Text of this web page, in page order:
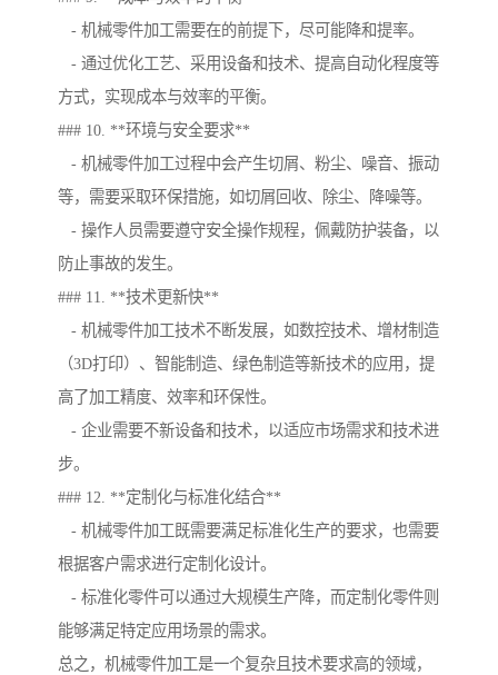
- 机械零件加工需要在的前提下，尽可能降和提率。
- 通过优化工艺、采用设备和技术、提高自动化程度等
方式，实现成本与效率的平衡。
### 10. **环境与安全要求**
- 机械零件加工过程中会产生切屑、粉尘、噪音、振动
等，需要采取环保措施，如切屑回收、除尘、降噪等。
- 操作人员需要遵守安全操作规程，佩戴防护装备，以
防止事故的发生。
### 11. **技术更新快**
- 机械零件加工技术不断发展，如数控技术、增材制造
（3D打印）、智能制造、绿色制造等新技术的应用，提
高了加工精度、效率和环保性。
- 企业需要不新设备和技术，以适应市场需求和技术进
步。
### 12. **定制化与标准化结合**
- 机械零件加工既需要满足标准化生产的要求，也需要
根据客户需求进行定制化设计。
- 标准化零件可以通过大规模生产降，而定制化零件则
能够满足特定应用场景的需求。
总之，机械零件加工是一个复杂且技术要求高的领域，